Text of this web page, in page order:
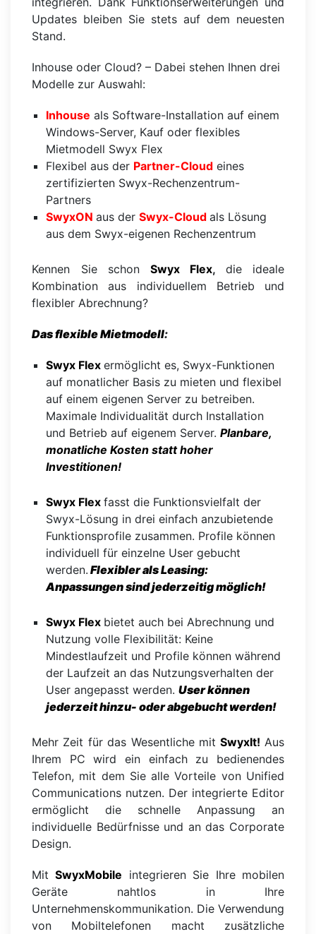
Updates bleiben Sie stets auf dem neuesten
Stand.
Inhouse oder Cloud? – Dabei stehen Ihnen drei
Modelle zur Auswahl:
Inhouse als Software-Installation auf einem
Windows-Server, Kauf oder flexibles
Mietmodell Swyx Flex
Flexibel aus der Partner-Cloud eines
zertifizierten Swyx-Rechenzentrum-
Partners
SwyxON aus der Swyx-Cloud als Lösung
aus dem Swyx-eigenen Rechenzentrum
Kennen Sie schon Swyx Flex, die ideale
Kombination aus individuellem Betrieb und
flexibler Abrechnung?
Das flexible Mietmodell:
Swyx Flex ermöglicht es, Swyx-Funktionen
auf monatlicher Basis zu mieten und flexibel
auf einem eigenen Server zu betreiben.
Maximale Individualität durch Installation
und Betrieb auf eigenem Server. Planbare,
monatliche Kosten statt hoher
Investitionen!
Swyx Flex fasst die Funktionsvielfalt der
Swyx-Lösung in drei einfach anzubietende
Funktionsprofile zusammen. Profile können
individuell für einzelne User gebucht
werden. Flexibler als Leasing:
Anpassungen sind jederzeitig möglich!
Swyx Flex bietet auch bei Abrechnung und
Nutzung volle Flexibilität: Keine
Mindestlaufzeit und Profile können während
der Laufzeit an das Nutzungsverhalten der
User angepasst werden. User können
jederzeit hinzu- oder abgebucht werden!
Mehr Zeit für das Wesentliche mit SwyxIt! Aus
Ihrem PC wird ein einfach zu bedienendes
Telefon, mit dem Sie alle Vorteile von Unified
Communications nutzen. Der integrierte Editor
ermöglicht die schnelle Anpassung an
individuelle Bedürfnisse und an das Corporate
Design.
MitSwyxMobile integrieren Sie Ihre mobilen
Geräte nahtlos in Ihre
Unternehmenskommunikation. Die Verwendung
von Mobiltelefonen macht zusätzliche